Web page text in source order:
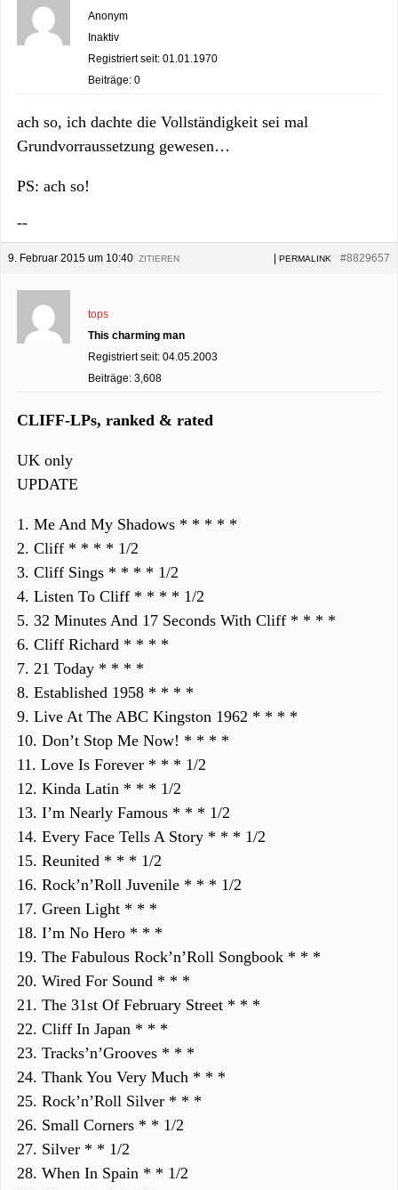
Anonym
Inaktiv
Registriert seit: 01.01.1970
Beiträge: 0
ach so, ich dachte die Vollständigkeit sei mal
Grundvorraussetzung gewesen…
PS: ach so!
--
9. Februar 2015 um 10:40 #8829657
PERMALINK
ZITIEREN
tops
This charming man
Registriert seit: 04.05.2003
Beiträge: 3,608
CLIFF-LPs, ranked & rated
UK only
UPDATE
1. Me And My Shadows * * * * *
2. Cliff * * * * 1/2
3. Cliff Sings * * * * 1/2
4. Listen To Cliff * * * * 1/2
5. 32 Minutes And 17 Seconds With Cliff * * * *
6. Cliff Richard * * * *
7. 21 Today * * * *
8. Established 1958 * * * *
9. Live At The ABC Kingston 1962 * * * *
10. Don’t Stop Me Now! * * * *
11. Love Is Forever * * * 1/2
12. Kinda Latin * * * 1/2
13. I’m Nearly Famous * * * 1/2
14. Every Face Tells A Story * * * 1/2
15. Reunited * * * 1/2
16. Rock’n’Roll Juvenile * * * 1/2
17. Green Light * * *
18. I’m No Hero * * *
19. The Fabulous Rock’n’Roll Songbook * * *
20. Wired For Sound * * *
21. The 31st Of February Street * * *
22. Cliff In Japan * * *
23. Tracks’n’Grooves * * *
24. Thank You Very Much * * *
25. Rock’n’Roll Silver * * *
26. Small Corners * * 1/2
27. Silver * * 1/2
28. When In Spain * * 1/2